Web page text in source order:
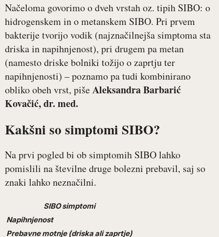
Načeloma govorimo o dveh vrstah oz. tipih SIBO: o
hidrogenskem in o metanskem SIBO. Pri prvem
bakterije tvorijo vodik (najznačilnejša simptoma sta
driska in napihnjenost), pri drugem pa metan
(namesto driske bolniki tožijo o zaprtju ter
napihnjenosti) – poznamo pa tudi kombinirano
obliko obeh vrst, pišeAleksandra Barbarić
Kovačić, dr. med.
Kakšni so simptomi SIBO?
Na prvi pogled bi ob simptomih SIBO lahko
pomislili na številne druge bolezni prebavil, saj so
znaki lahko neznačilni.
SIBO simptomi
Napihnjenost
Prebavne motnje (driska ali zaprtje)